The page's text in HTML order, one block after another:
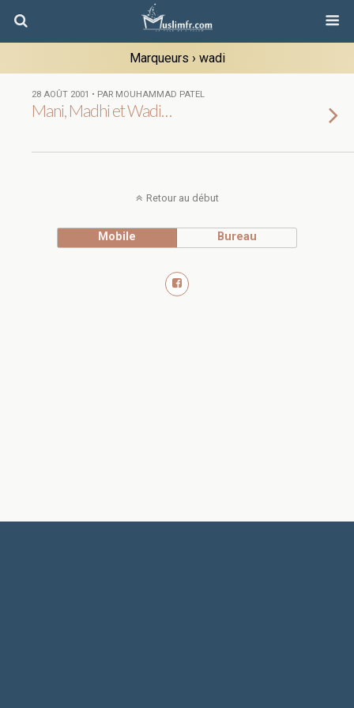
Marqueurs › wadi
28 AOÛT 2001 • PAR MOUHAMMAD PATEL
Mani, Madhi et Wadi…
Retour au début
Mobile Bureau